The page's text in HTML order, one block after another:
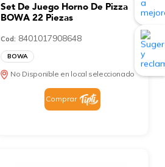
Set De Juego Horno De Pizza
BOWA 22 Piezas
Cod: 8401017908648
BOWA
No Disponible en local seleccionado
Comprar